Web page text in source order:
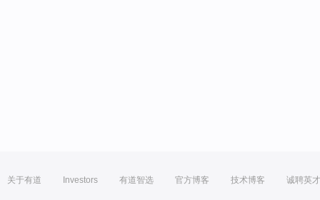
关于有道 Investors 有道智选 官方博客 技术博客 诚聘英才